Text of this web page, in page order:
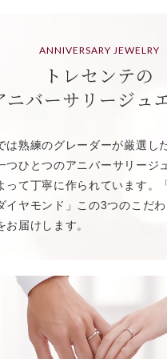
ANNIVERSARY JEWELRY
トレセンテの
ニバーサリージュ
は熟練のグレーダーが厳選し
つひとつのアニバーサリージ
って丁寧に作られています。
イヤモンド」この3つのこだ
お届けします。